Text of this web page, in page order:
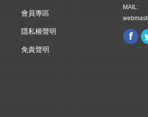
會員專區
隱私權聲明
免責聲明
MAIL:
Find us